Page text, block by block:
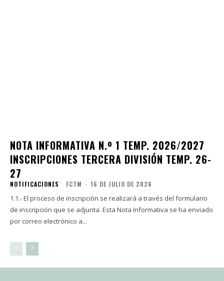
NOTA INFORMATIVA N.º 1 TEMP. 2026/2027
INSCRIPCIONES TERCERA DIVISIÓN TEMP. 26-
27
NOTIFICACIONES FCTM - 16 DE JULIO DE 2026
1.1.- El proceso de inscripción se realizará a través del formulario
de inscripción que se adjunta. Esta Nota Informativa se ha enviado
por correo electrónico a...